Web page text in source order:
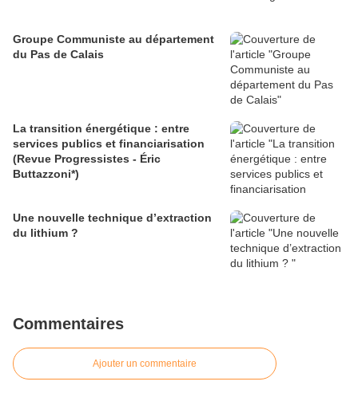
Groupe Communiste au département
du Pas de Calais
La transition énergétique : entre
services publics et financiarisation
(Revue Progressistes - Éric
Buttazzoni*)
Une nouvelle technique d’extraction
du lithium ?
Commentaires
Ajouter un commentaire